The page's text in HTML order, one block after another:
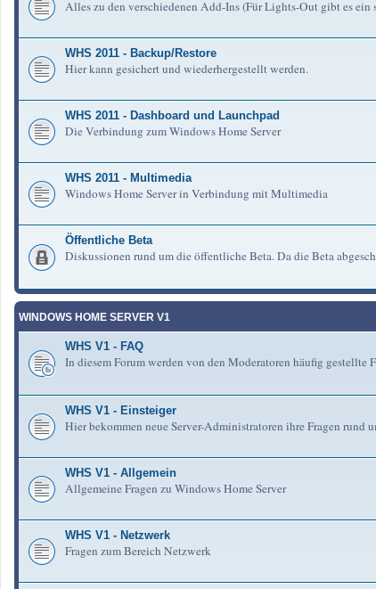
Alles zu den verschiedenen Add-Ins (Für Lights-Out gibt es ein
WHS 2011 - Backup/Restore
Hier kann gesichert und wiederhergestellt werden.
WHS 2011 - Dashboard und Launchpad
Die Verbindung zum Windows Home Server
WHS 2011 - Multimedia
Windows Home Server in Verbindung mit Multimedia
Öffentliche Beta
Diskussionen rund um die öffentliche Beta. Da die Beta
WINDOWS HOME SERVER V1
WHS V1 - FAQ
In diesem Forum werden von den Moderatoren häufig gestellte
WHS V1 - Einsteiger
Hier bekommen neue Server-Administratoren ihre Fragen
WHS V1 - Allgemein
Allgemeine Fragen zu Windows Home Server
WHS V1 - Netzwerk
Fragen zum Bereich Netzwerk